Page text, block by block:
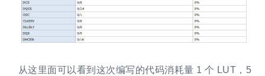
从这里面可以看到这次编写的代码消耗量 1 个 LUT，5